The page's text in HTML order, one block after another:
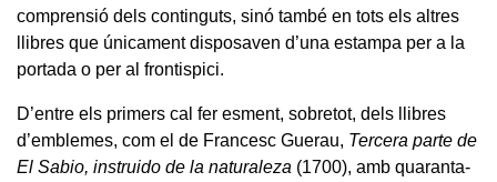
comprensió dels continguts, sinó també en tots els altres
llibres que únicament disposaven d’una estampa per a la
portada o per al frontispici.
D’entre els primers cal fer esment, sobretot, dels llibres
d’emblemes, com el de Francesc Guerau, Tercera parte de
El Sabio, instruido de la naturaleza (1700), amb quaranta-